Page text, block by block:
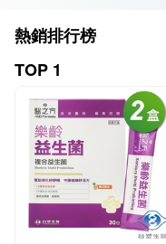
熱銷排行榜
TOP 1